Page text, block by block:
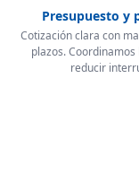
Presupuesto y
Cotización clara con
plazos.
reducir